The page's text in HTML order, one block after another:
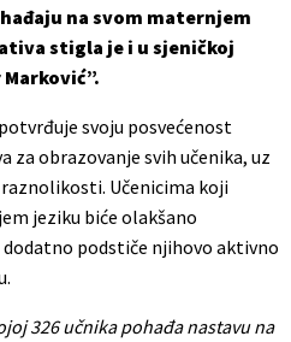
na svom maternjem
stigla je i u sjeničkoj
svoju posvećenost
za obrazovanje svih učenika, uz
Učenicima koji
jeziku biće olakšano
dodatno podstiče njihovo aktivno
326 učnika pohađa nastavu na